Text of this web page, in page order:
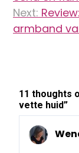
Next:
armband
11 thoughts
vette huid”